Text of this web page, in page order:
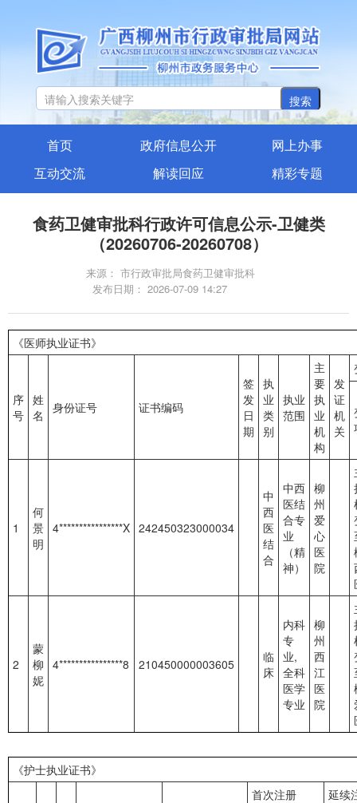
搜索
首页 政府信息公开
网上办事
互动交流
解读回应 精彩专题
食药卫健审批科行政许可信息公示-卫健类
（20260706-20260708）
来源： 市行政审批局食药卫健审批科
发布日期： 2026-07-09 14:27
《医师执业证书》
序
号
姓
名
身份证号 证书编码
签
发
日
期
执
业
类
别
执业
范围
主
要
执
业
机
构
发
证
机
关
1
何
景
明
4****************X 242450323000034
中
西
医
结
合
中西
医结
合专
业
（精
神）
柳
州
爱
心
医
院
2
蒙
柳
妮
4****************8 210450000003605
临
床
内科
专
业,
全科
医学
专业
柳
州
西
江
医
院
《护士执业证书》
首次注册 延续